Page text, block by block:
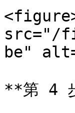
src="/
be"
**第 4